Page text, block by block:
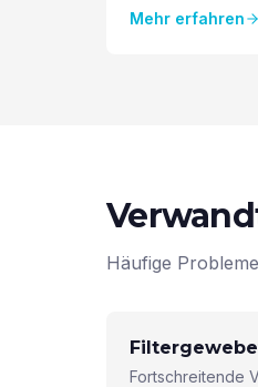
Mehr erfahren
Häufige
Fortschreitende